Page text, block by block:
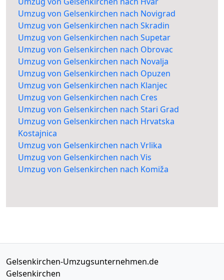
Umzug von Gelsenkirchen nach Novigrad
Umzug von Gelsenkirchen nach Skradin
Umzug von Gelsenkirchen nach Supetar
Umzug von Gelsenkirchen nach Obrovac
Umzug von Gelsenkirchen nach Novalja
Umzug von Gelsenkirchen nach Opuzen
Umzug von Gelsenkirchen nach Klanjec
Umzug von Gelsenkirchen nach Cres
Umzug von Gelsenkirchen nach Stari Grad
Umzug von Gelsenkirchen nach Hrvatska
Kostajnica
Umzug von Gelsenkirchen nach Vrlika
Umzug von Gelsenkirchen nach Vis
Umzug von Gelsenkirchen nach Komiža
Gelsenkirchen-Umzugsunternehmen.de
Gelsenkirchen